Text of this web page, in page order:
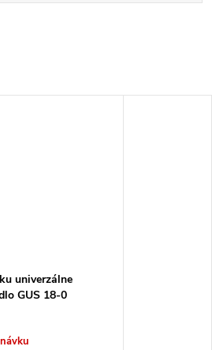
univerzálne
GUS 18-0